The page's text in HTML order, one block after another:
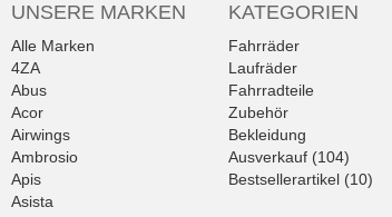
UNSERE MARKEN
Alle Marken
4ZA
Abus
Acor
Airwings
Ambrosio
Apis
Asista
KATEGORIEN
Fahrräder
Laufräder
Fahrradteile
Zubehör
Bekleidung
Ausverkauf (104)
Bestsellerartikel (10)